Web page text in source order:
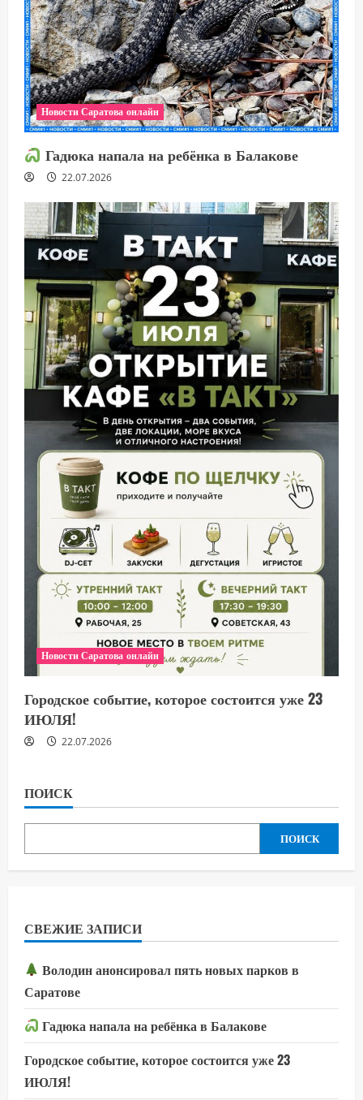
Новости Саратова онлайн
Гадюка напала на ребёнка в Балакове
22.07.2026
Новости Саратова онлайн
Городское событие, которое состоится уже 23
ИЮЛЯ!
22.07.2026
ПОИСК
ПОИСК
СВЕЖИЕ ЗАПИСИ
Володин анонсировал пять новых парков в
Саратове
Гадюка напала на ребёнка в Балакове
Городское событие, которое состоится уже 23
ИЮЛЯ!